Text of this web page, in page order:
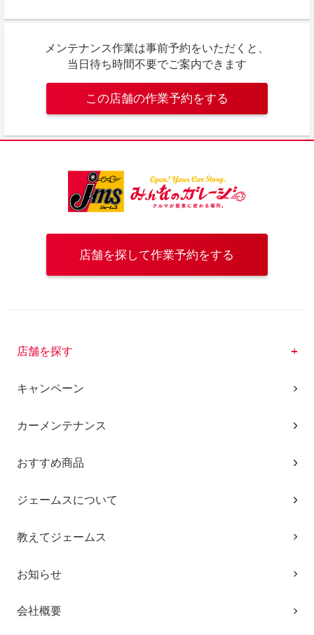
メンテナンス作業は事前予約をいただくと、
当日待ち時間不要でご案内できます
この店舗の作業予約をする
店舗を探して作業予約をする
店舗を探す
キャンペーン
カーメンテナンス
おすすめ商品
ジェームスについて
教えてジェームス
お知らせ
会社概要